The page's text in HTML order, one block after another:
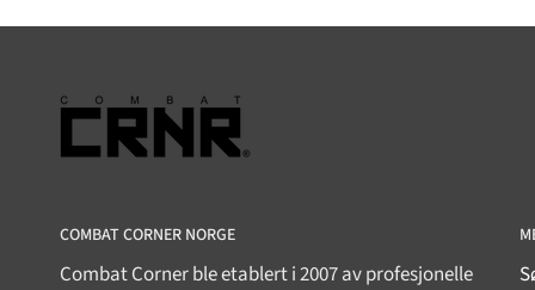
COMBAT CORNER NORGE
Combat Corner ble etablert i 2007 av profesjonelle